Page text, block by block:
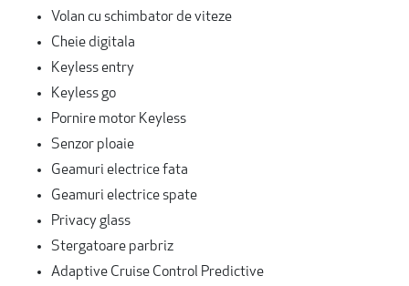
Volan cu schimbator de viteze
Cheie digitala
Keyless entry
Keyless go
Pornire motor Keyless
Senzor ploaie
Geamuri electrice fata
Geamuri electrice spate
Privacy glass
Stergatoare parbriz
Adaptive Cruise Control Predictive